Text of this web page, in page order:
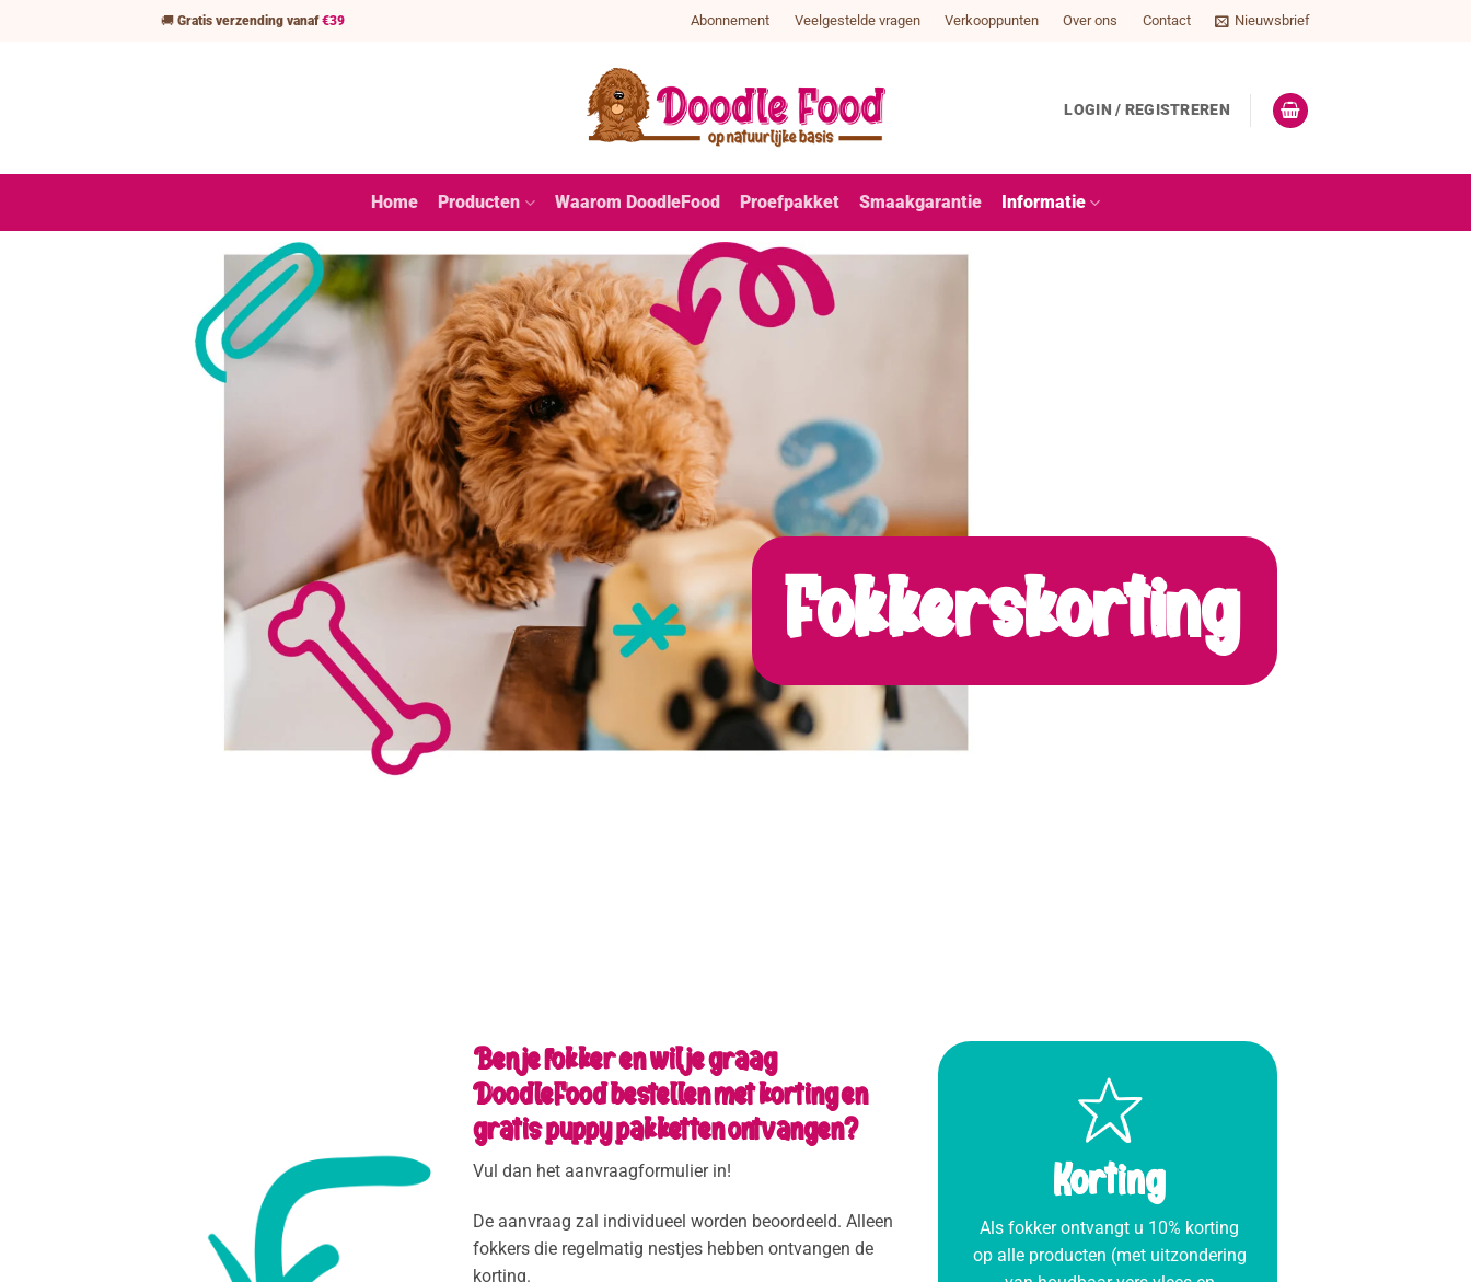
🚚 Gratis verzending vanaf€39 Abonnement Veelgestelde vragen Verkooppunten Over ons Contact Nieuwsbrief
LOGIN / REGISTREREN
Home Producten Waarom DoodleFood Proefpakket Smaakgarantie Informatie
Fokkerskorting
Ben je fokker en wil je graag
DoodleFood bestellen met korting en
gratis puppy pakketten ontvangen?
Vul dan het aanvraagformulier in!
De aanvraag zal individueel worden beoordeeld. Alleen
fokkers die regelmatig nestjes hebben ontvangen de
korting.
Korting
Als fokker ontvangt u 10% korting
op alle producten (met uitzondering